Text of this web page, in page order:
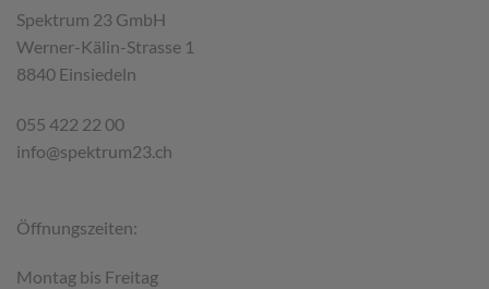
Spektrum 23 GmbH
Werner-Kälin-Strasse 1
8840 Einsiedeln
055 422 22 00
info@spektrum23.ch
Öffnungszeiten:
Montag bis Freitag